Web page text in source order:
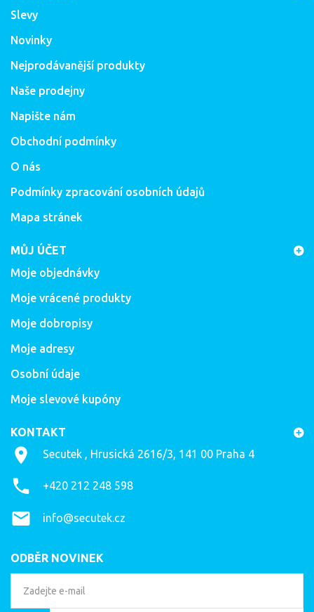
Slevy
Novinky
Nejprodávanější produkty
Naše prodejny
Napište nám
Obchodní podmínky
O nás
Podmínky zpracování osobních údajů
Mapa stránek
MŮJ ÚČET
Moje objednávky
Moje vrácené produkty
Moje dobropisy
Moje adresy
Osobní údaje
Moje slevové kupóny
KONTAKT
Secutek , Hrusická 2616/3, 141 00 Praha 4
+420 212 248 598
info@secutek.cz
ODBĚR NOVINEK